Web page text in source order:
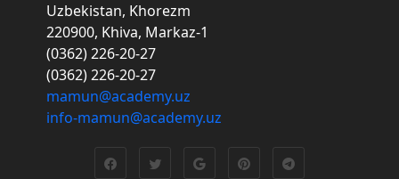
Uzbekistan, Khorezm
220900, Khiva, Markaz-1
(0362) 226-20-27
(0362) 226-20-27
mamun@academy.uz
info-mamun@academy.uz